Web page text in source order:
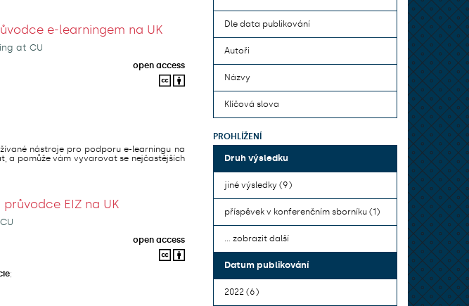
e-learningem na UK
at CU
open access
nástroje pro podporu e-learningu na
a pomůže vám vyvarovat se nejčastějších
EIZ na UK
open access
;
Dle data publikování
Autoři
Názvy
Klíčová slova
PROHLÍŽENÍ
Druh výsledku
jiné výsledky (9)
příspěvek v konferenčním sborníku (1)
... zobrazit další
Datum publikování
2022 (6)